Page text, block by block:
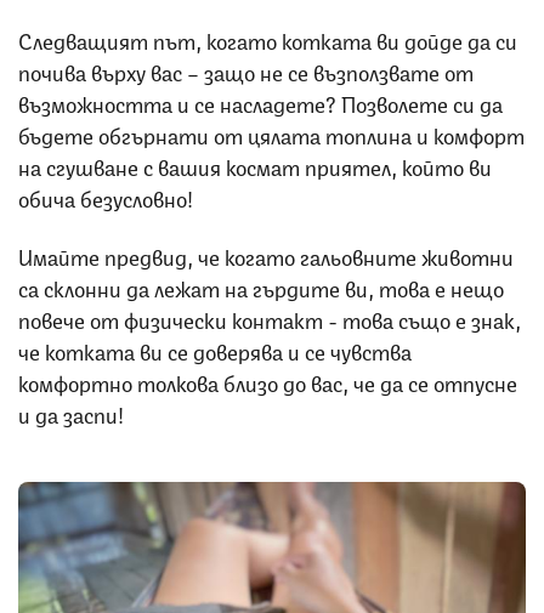
Следващият път, когато котката ви дойде да си
почива върху вас – защо не се възползвате от
възможността и се насладете? Позволете си да
бъдете обгърнати от цялата топлина и комфорт
на сгушване с вашия космат приятел, който ви
обича безусловно!
Имайте предвид, че когато гальовните животни
са склонни да лежат на гърдите ви, това е нещо
повече от физически контакт - това също е знак,
че котката ви се доверява и се чувства
комфортно толкова близо до вас, че да се отпусне
и да заспи!